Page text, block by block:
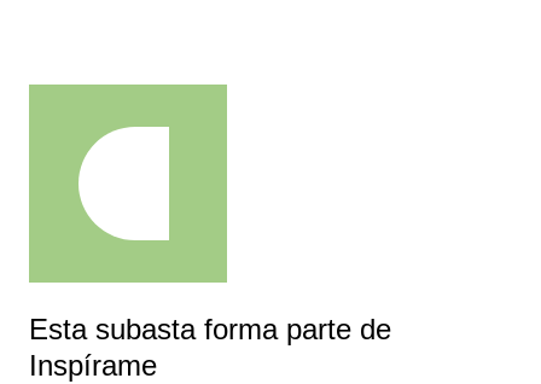
Esta subasta forma parte de
Inspírame